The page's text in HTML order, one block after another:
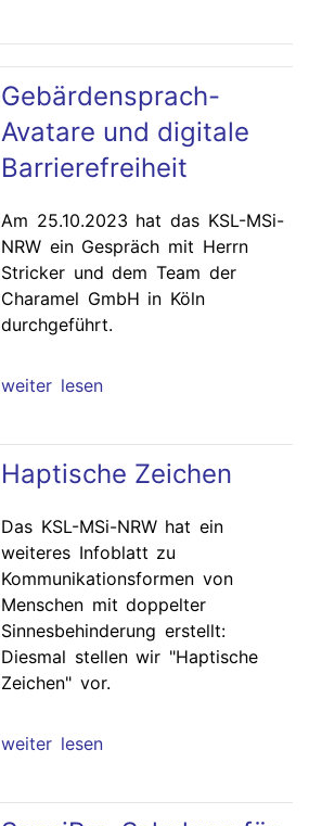
Gebärdensprach-
Avatare und digitale
Barrierefreiheit
Am 25.10.2023 hat das KSL-MSi-
NRW ein Gespräch mit Herrn
Stricker und dem Team der
Charamel GmbH in Köln
durchgeführt.
weiter lesen
Haptische Zeichen
Das KSL-MSi-NRW hat ein
weiteres Infoblatt zu
Kommunikationsformen von
Menschen mit doppelter
Sinnesbehinderung erstellt:
Diesmal stellen wir "Haptische
Zeichen" vor.
weiter lesen